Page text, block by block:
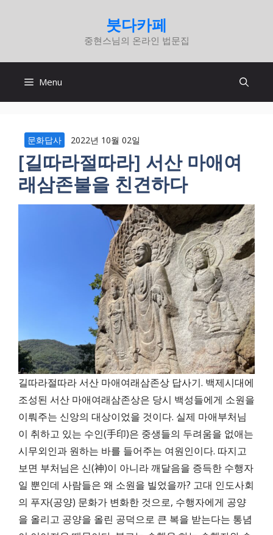
로
붓다카페
중현스님의 온라인 법문집
Menu
문화답사 2022년 10월 02일
[길따라절따라] 서산 마애여
래삼존불을 친견하다
길따라절따라 서산 마애여래삼존상 답사기. 백제시대에
조성된 서산 마애여래삼존상은 당시 백성들에게 소원을
이뤄주는 신앙의 대상이었을 것이다. 실제 마애부처님
이 취하고 있는 수인(手印)은 중생들의 두려움을 없애는
시무외인과 원하는 바를 들어주는 여원인이다. 따지고
보면 부처님은 신(神)이 아니라 깨달음을 증득한 수행자
일 뿐인데 사람들은 왜 소원을 빌었을까? 고대 인도사회
의 푸자(공양) 문화가 변화한 것으로, 수행자에게 공양
을 올리고 공양을 올린 공덕으로 큰 복을 받는다는 통념